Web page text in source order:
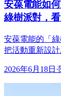
安葆電能如
綠樹派對，
安葆電能的「
把活動重新設計
2026年6月18日 ·